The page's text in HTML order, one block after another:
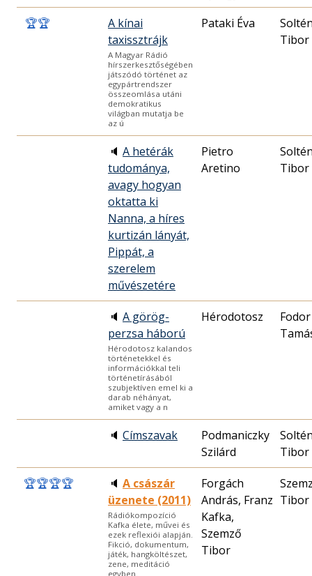
🏆🏆
A kínai
taxissztrájk
A Magyar Rádió
hírszerkesztőségében
játszódó történet az
egypártrendszer
összeomlása utáni
demokratikus
világban mutatja be
az ú
Pataki Éva
Tibor
🔈 A hetérák
tudománya,
avagy hogyan
oktatta ki
Nanna, a híres
kurtizán lányát,
Pippát, a
szerelem
művészetére
Pietro
Aretino
Tibor
🔈 A görög-
perzsa háború
Hérodotosz kalandos
történetekkel és
információkkal teli
történetírásából
szubjektíven emel ki a
darab néhányat,
amiket vagy a n
Hérodotosz
Fodor
🔈 Címszavak
Podmaniczky
Szilárd
Tibor
🏆🏆🏆🏆 🔈 A császár
üzenete (2011)
Rádiókompozíció
Kafka élete, művei és
ezek reflexiói alapján.
Fikció, dokumentum,
játék, hangköltészet,
zene, meditáció
egyben.
Forgách
András, Franz
Kafka,
Szemző
Tibor
Tibor